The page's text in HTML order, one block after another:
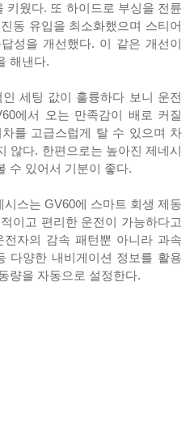
키웠다. 또 하이드로 부싱을 전륜
동 유입을 최소화했으며 스티어
성을 개선했다. 이 같은 개선이
해낸다.
세팅 값이 훌륭하다 보니 운전
에서 오는 만족감이 배로 커질
를 고급스럽게 탈 수 있으며 차
않다. 한편으로는 높아진 제네시
수 있어서 기분이 좋다.
스는 GV60에 스마트 회생 제동
이고 편리한 운전이 가능하다고
자의 감속 패턴뿐 아니라 과속
다양한 내비게이션 정보를 활용
량을 자동으로 설정한다.